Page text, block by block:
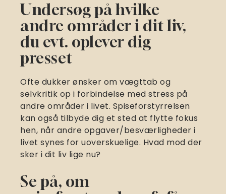
Undersøg på hvilke
andre områder i dit liv,
du evt. oplever dig
presset
Ofte dukker ønsker om vægttab og
selvkritik op i forbindelse med stress på
andre områder i livet. Spiseforstyrrelsen
kan også tilbyde dig et sted at flytte fokus
hen, når andre opgaver/besværligheder i
livet synes for uoverskuelige. Hvad mod der
sker i dit liv lige nu?
Se på, om